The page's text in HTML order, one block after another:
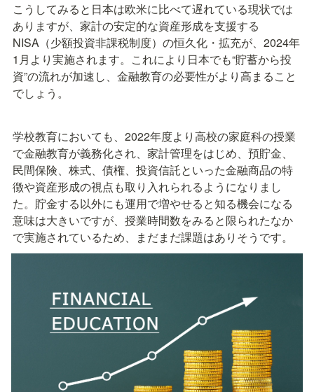
こうしてみると日本は欧米に比べて遅れている現状では
ありますが、家計の安定的な資産形成を支援する
NISA（少額投資非課税制度）の恒久化・拡充が、2024年
1月より実施されます。これにより日本でも“貯蓄から投
資”の流れが加速し、金融教育の必要性がより高まること
でしょう。
学校教育においても、2022年度より高校の家庭科の授業
で金融教育が義務化され、家計管理をはじめ、預貯金、
民間保険、株式、債権、投資信託といった金融商品の特
徴や資産形成の視点も取り入れられるようになりまし
た。貯金する以外にも運用で増やせると知る機会になる
意味は大きいですが、授業時間数をみると限られたなか
で実施されているため、まだまだ課題はありそうです。